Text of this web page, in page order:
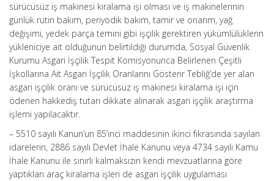
sürücüsüz iş makinesi kiralama işi olması ve iş makinelerinin
günlük rutin bakım, periyodik bakım, tamir ve onarım, yağ
değişimi, yedek parça temini gibi işçilik gerektiren yükümlülüklerin
yükleniciye ait olduğunun belirtildiği durumda, Sosyal Güvenlik
Kurumu Asgari İşçilik Tespit Komisyonunca Belirlenen Çeşitli
İşkollarına Ait Asgari İşçilik Oranlarını Gösterir Tebliğ’de yer alan
asgari işçilik oranı ve sürücüsüz iş makinesi kiralama işi için
ödenen hakkediş tutarı dikkate alınarak asgari işçilik araştırma
işlemi yapılacaktır.
– 5510 sayılı Kanun’un 85’inci maddesinin ikinci fıkrasında sayılan
idarelerin, 2886 sayılı Devlet İhale Kanunu veya 4734 sayılı Kamu
İhale Kanunu ile sınırlı kalmaksızın kendi mevzuatlarına göre
yaptıkları araç kiralama işleri de asgari işçilik uygulaması